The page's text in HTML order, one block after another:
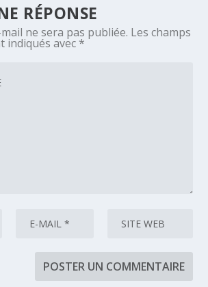
RÉPONSE
ne sera pas publiée. Les champs
indiqués avec *